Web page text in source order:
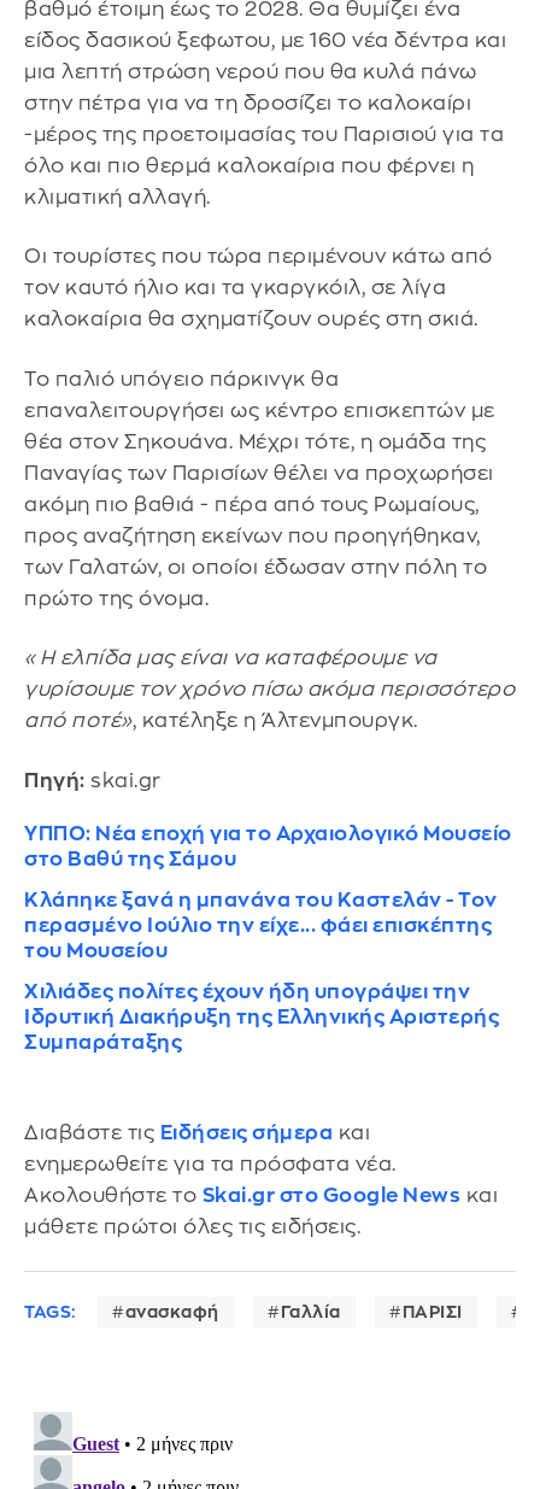
βαθμό έτοιμη έως το 2028. Θα θυμίζει ένα
είδος δασικού ξεφωτου, με 160 νέα δέντρα και
μια λεπτή στρώση νερού που θα κυλά πάνω
στην πέτρα για να τη δροσίζει το καλοκαίρι
-μέρος της προετοιμασίας του Παρισιού για τα
όλο και πιο θερμά καλοκαίρια που φέρνει η
κλιματική αλλαγή.
Οι τουρίστες που τώρα περιμένουν κάτω από
τον καυτό ήλιο και τα γκαργκόιλ, σε λίγα
καλοκαίρια θα σχηματίζουν ουρές στη σκιά.
Το παλιό υπόγειο πάρκινγκ θα
επαναλειτουργήσει ως κέντρο επισκεπτών με
θέα στον Σηκουάνα. Μέχρι τότε, η ομάδα της
Παναγίας των Παρισίων θέλει να προχωρήσει
ακόμη πιο βαθιά - πέρα από τους Ρωμαίους,
προς αναζήτηση εκείνων που προηγήθηκαν,
των Γαλατών, οι οποίοι έδωσαν στην πόλη το
πρώτο της όνομα.
«Η ελπίδα μας είναι να καταφέρουμε να
γυρίσουμε τον χρόνο πίσω ακόμα περισσότερο
από ποτέ», κατέληξε η Άλτενμπουργκ.
Πηγή: skai.gr
ΥΠΠΟ: Νέα εποχή για το Αρχαιολογικό Μουσείο
στο Βαθύ της Σάμου
Κλάπηκε ξανά η μπανάνα του Καστελάν - Τον
περασμένο Ιούλιο την είχε... φάει επισκέπτης
του Μουσείου
Χιλιάδες πολίτες έχουν ήδη υπογράψει την
Ιδρυτική Διακήρυξη της Ελληνικής Αριστερής
Συμπαράταξης
Διαβάστε τις Ειδήσεις σήμερα και
ενημερωθείτε για τα πρόσφατα νέα.
Ακολουθήστε το Skai.gr στο Google News και
μάθετε πρώτοι όλες τις ειδήσεις.
TAGS: ανασκαφή Γαλλία ΠΑΡΙΣΙ